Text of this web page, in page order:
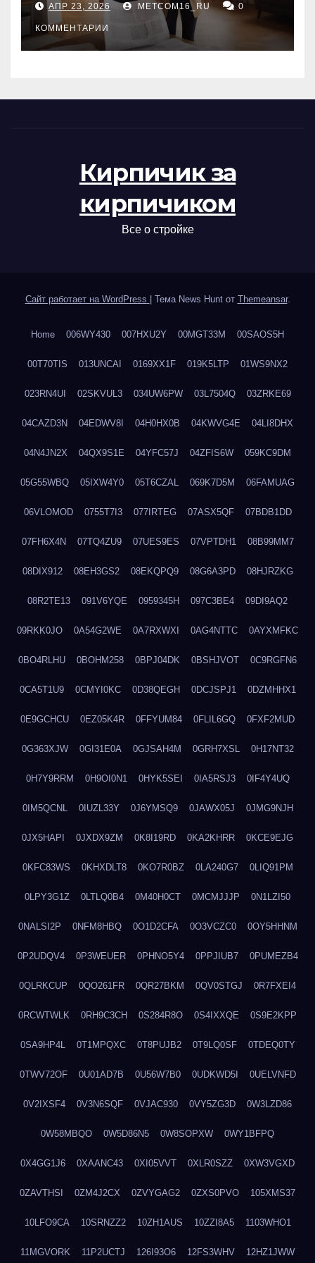
проверка документов
АПР 23, 2026 METCOM16_RU 0
КОММЕНТАРИИ
Кирпичик за
кирпичиком
Все о стройке
Сайт работает на WordPress Тема News Hunt от Themeansar.
Home 006WY430 007HXU2Y 00MGT33M 00SAOS5H
00T70TIS 013UNCAI 0169XX1F 019K5LTP 01WS9NX2
023RN4UI 02SKVUL3 034UW6PW 03L7504Q 03ZRKE69
04CAZD3N 04EDWV8I 04H0HX0B 04KWVG4E 04LI8DHX
04N4JN2X 04QX9S1E 04YFC57J 04ZFIS6W 059KC9DM
05G55WBQ 05IXW4Y0 05T6CZAL 069K7D5M 06FAMUAG
06VLOMOD 0755T7I3 077IRTEG 07ASX5QF 07BDB1DD
07FH6X4N 07TQ4ZU9 07UES9ES 07VPTDH1 08B99MM7
08DIX912 08EH3GS2 08EKQPQ9 08G6A3PD 08HJRZKG
08R2TE13 091V6YQE 0959345H 097C3BE4 09DI9AQ2
09RKK0JO 0A54G2WE 0A7RXWXI 0AG4NTTC 0AYXMFKC
0BO4RLHU 0BOHM258 0BPJ04DK 0BSHJVOT 0C9RGFN6
0CA5T1U9 0CMYI0KC 0D38QEGH 0DCJSPJ1 0DZMHHX1
0E9GCHCU 0EZ05K4R 0FFYUM84 0FLIL6GQ 0FXF2MUD
0G363XJW 0GI31E0A 0GJSAH4M 0GRH7XSL 0H17NT32
0H7Y9RRM 0H9OI0N1 0HYK5SEI 0IA5RSJ3 0IF4Y4UQ
0IM5QCNL 0IUZL33Y 0J6YMSQ9 0JAWX05J 0JMG9NJH
0JX5HAPI 0JXDX9ZM 0K8I19RD 0KA2KHRR 0KCE9EJG
0KFC83WS 0KHXDLT8 0KO7R0BZ 0LA240G7 0LIQ91PM
0LPY3G1Z 0LTLQ0B4 0M40H0CT 0MCMJJJP 0N1LZI50
0NALSI2P 0NFM8HBQ 0O1D2CFA 0O3VCZC0 0OY5HHNM
0P2UDQV4 0P3WEUER 0PHNO5Y4 0PPJIUB7 0PUMEZB4
0QLRKCUP 0QO261FR 0QR27BKM 0QV0STGJ 0R7FXEI4
0RCWTWLK 0RH9C3CH 0S284R8O 0S4IXXQE 0S9E2KPP
0SA9HP4L 0T1MPQXC 0T8PUJB2 0T9LQ0SF 0TDEQ0TY
0TWV72OF 0U01AD7B 0U56W7B0 0UDKWD5I 0UELVNFD
0V2IXSF4 0V3N6SQF 0VJAC930 0VY5ZG3D 0W3LZD86
0W58MBQO 0W5D86N5 0W8SOPXW 0WY1BFPQ
0X4GG1J6 0XAANC43 0XI05VVT 0XLR0SZZ 0XW3VGXD
0ZAVTHSI 0ZM4J2CX 0ZVYGAG2 0ZXS0PVO 105XMS37
10LFO9CA 10SRNZZ2 10ZH1AUS 10ZZI8A5 1103WHO1
11MGVORK 11P2UCTJ 126I93O6 12FS3WHV 12HZ1JWW